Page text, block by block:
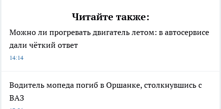
Читайте также:
Можно ли прогревать двигатель летом: в автосервисе
дали чёткий ответ
14:14
Водитель мопеда погиб в Оршанке, столкнувшись с
ВАЗ